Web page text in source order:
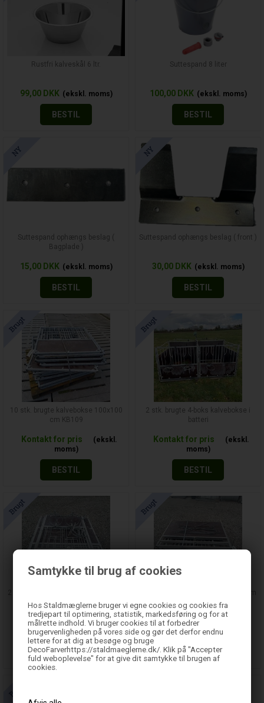
Samtykke til brug af cookies
Hos Staldmæglerne bruger vi egne cookies og cookies fra
tredjepart til optimering, statistik, markedsføring og for at
målrette indhold. Vi bruger cookies til at forbedrer
brugervenligheden på vores side og gør det derfor endnu
lettere for at dig at besøge og bruge
DecoFarverhttps://staldmaeglerne.dk/. Klik på "Accepter
fuld weboplevelse" for at give dit samtykke til brugen af
cookies.
Rustfri kalveskål 6 ltr.
99,00 DKK
BESTIL
Suttespand 8 liter
100,00 DKK
BESTIL
Suttespand ophængs beslag (
Bagplade )
15,00 DKK
BESTIL
Suttespand ophængs beslag ( front )
30,00 DKK
BESTIL
10 stk. brugte kalvebokse 100x100
cm KB109
Kontakt for pris
BESTIL
2 stk. brugte 4-boks kalvebokse i
batteri
Kontakt for pris
BESTIL
Kb102
Kontakt for pris
BESTIL
Kb105
Kontakt for pris
BESTIL